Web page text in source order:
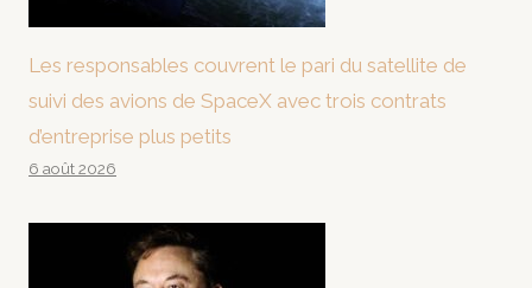
Les responsables couvrent le pari du satellite de
suivi des avions de SpaceX avec trois contrats
d’entreprise plus petits
6 août 2026